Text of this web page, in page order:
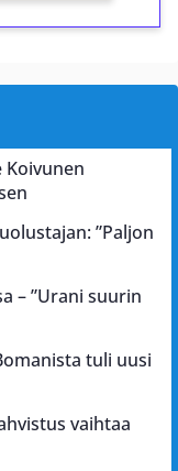
Koivunen
”Paljon
– ”Urani suurin
tuli uusi
vaihtaa